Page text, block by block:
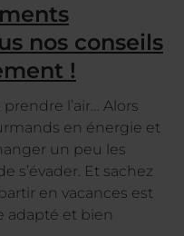
nos conseils
!
l’air… Alors
en énergie et
un peu les
s’évader. Et sachez
en vacances est
adapté et bien